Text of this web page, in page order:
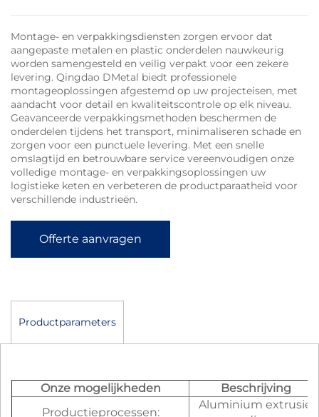
Montage- en verpakkingsdiensten zorgen ervoor dat
aangepaste metalen en plastic onderdelen nauwkeurig
worden samengesteld en veilig verpakt voor een zekere
levering. Qingdao DMetal biedt professionele
montageoplossingen afgestemd op uw projecteisen, met
aandacht voor detail en kwaliteitscontrole op elk niveau.
Geavanceerde verpakkingsmethoden beschermen de
onderdelen tijdens het transport, minimaliseren schade en
zorgen voor een punctuele levering. Met een snelle
omslagtijd en betrouwbare service vereenvoudigen onze
volledige montage- en verpakkingsoplossingen uw
logistieke keten en verbeteren de productparaatheid voor
verschillende industrieën.
Offerte aanvragen
Productparameters
Onze mogelijkheden
Beschrijving
Productieprocessen:
Aluminium extrusie,